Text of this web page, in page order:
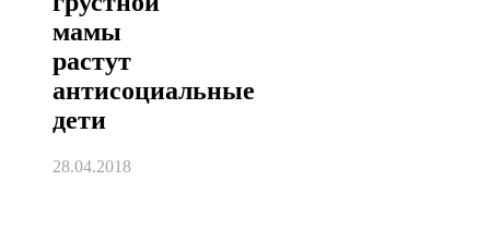
мамы
растут
антисоциальные
дети
28.04.2018